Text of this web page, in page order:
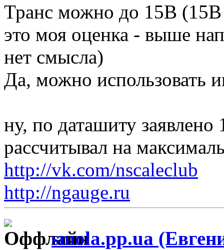
Транс можно до 15В
это моя оценка - выше
нет смысла)
Да, можно использовать
ну, по даташиту
рассчитывал на
http://vk.com/nscaleclub
http://ngauge.ru
smola.pp.ua